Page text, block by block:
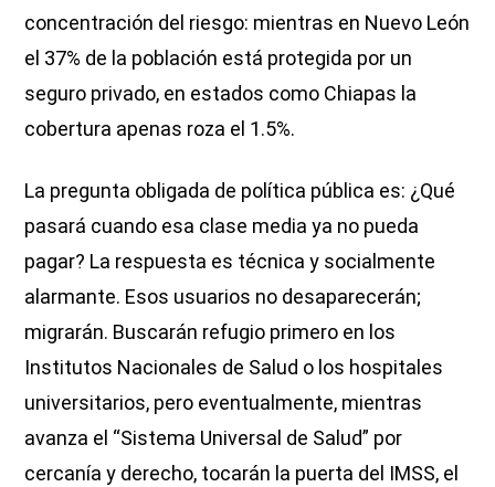
concentración del riesgo: mientras en Nuevo León
el 37% de la población está protegida por un
seguro privado, en estados como Chiapas la
cobertura apenas roza el 1.5%.
La pregunta obligada de política pública es: ¿Qué
pasará cuando esa clase media ya no pueda
pagar? La respuesta es técnica y socialmente
alarmante. Esos usuarios no desaparecerán;
migrarán. Buscarán refugio primero en los
Institutos Nacionales de Salud o los hospitales
universitarios, pero eventualmente, mientras
avanza el “Sistema Universal de Salud” por
cercanía y derecho, tocarán la puerta del IMSS, el